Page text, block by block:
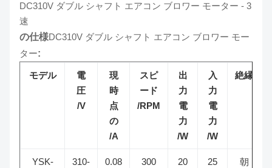
DC310V ダブル シャフト エアコン ブロワー モーター - 3
速
の仕様DC310V ダブル シャフト エアコン ブロワー モー
ター:
モデル
電
圧
/V
現
時
点
の
/A
スピ
ード
/RPM
出
力
電
力
/W
入
力
電
力
/W
絶縁
YSK-
310-
0.08
300
20 25
朝